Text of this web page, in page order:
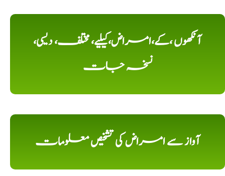
آنکھوں ،کے،امراض،کیلیے، مختلف، دیسی،
نسخہ جات
آواز سے امراض کی تشخیص معلومات